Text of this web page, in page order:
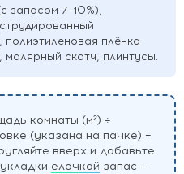
запасом 7–10%),
полиэтиленовая плёнка
скотч, плинтусы.
комнаты (м²) ÷
(указана на пачке) =
вверх и добавьте
ёлочкой запас —